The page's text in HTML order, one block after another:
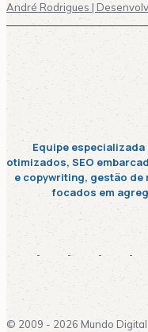
André Rodrigues |
Equipe
otimizados, SEO
e copywriting, gestão
focados em
© 2009 - 2026 Mundo